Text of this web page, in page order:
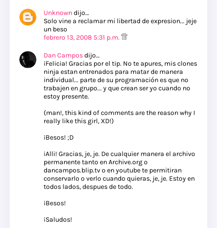
Unknowndijo…
Solo vine a reclamar mi libertad de expresion... jeje
un beso
febrero 13, 2008 5:31 p.m.
Dan Camposdijo…
¡Felicia! Gracias por el tip. No te apures, mis clones
ninja estan entrenados para matar de manera
individual... parte de su programación es que no
trabajen en grupo... y que crean ser yo cuando no
estoy presente.
(man!, this kind of comments are the reason why I
really like this girl, XD!)
¡Besos! ;D
¡Alli! Gracias, je, je. De cualquier manera el archivo
permanente tanto en Archive.org o
dancampos.blip.tv o en youtube te permitiran
conservarlo o verlo cuando quieras, je, je. Estoy en
todos lados, despues de todo.
¡Besos!
¡Saludos!